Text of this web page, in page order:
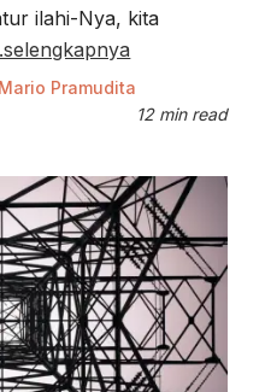
ilahi-Nya, kita
Pramudita
12 min read